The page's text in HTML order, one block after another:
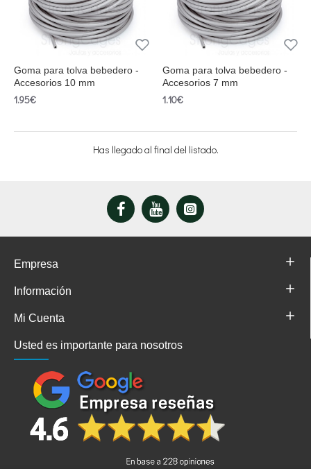
Goma para tolva bebedero -
Accesorios 10 mm
1.95€
Goma para tolva bebedero -
Accesorios 7 mm
1.10€
Has llegado al final del listado.
Empresa
Información
Mi Cuenta
Usted es importante para nosotros